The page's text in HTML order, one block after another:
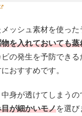
ッシュ素材を使っ
を入れておいても蒸
ビの発生を予防でき
おすすめです。
身が透けてしまうの
が細かいモノを選び